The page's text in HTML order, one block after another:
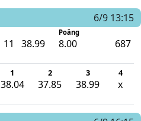
6/9 13:15
Poäng
11 38.99 8.00 687
1 2 3 4
38.04 37.85 38.99 x